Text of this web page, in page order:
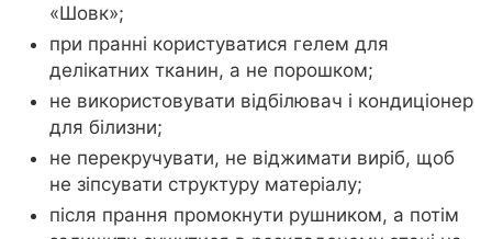
«Шовк»;
при пранні користуватися гелем для
делікатних тканин, а не порошком;
не використовувати відбілювач і кондиціонер
для білизни;
не перекручувати, не віджимати виріб, щоб
не зіпсувати структуру матеріалу;
після прання промокнути рушником, а потім